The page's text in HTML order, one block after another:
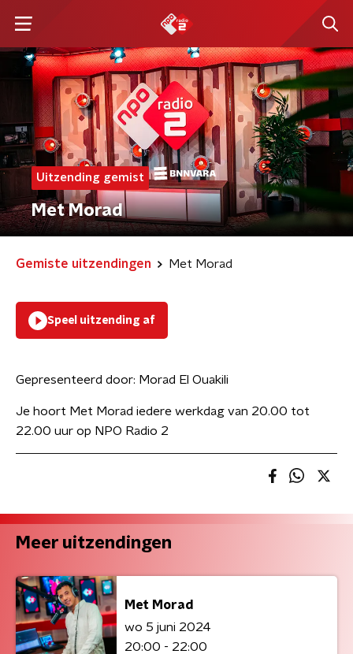
Uitzending gemist
Met Morad
Gemiste uitzendingen Met Morad
Speel uitzending af
Gepresenteerd door: Morad El Ouakili
Je hoort Met Morad iedere werkdag van 20.00 tot
22.00 uur op NPO Radio 2
Meer uitzendingen
Met Morad
wo 5 juni 2024
20:00 - 22:00